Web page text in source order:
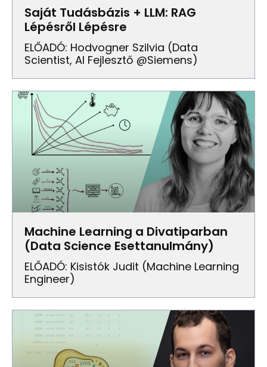
Saját Tudásbázis + LLM: RAG
Lépésről Lépésre
ELŐADÓ: Hodvogner Szilvia (Data
Scientist, AI Fejlesztő @Siemens)
Machine Learning a Divatiparban
(Data Science Esettanulmány)
ELŐADÓ: Kisistók Judit (Machine Learning
Engineer)